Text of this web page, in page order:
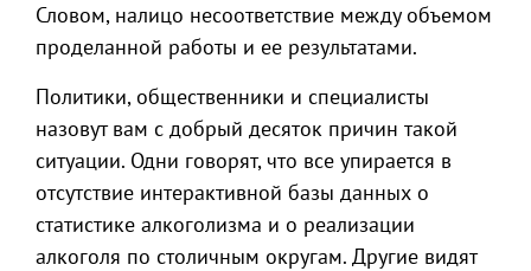
Словом, налицо несоответствие между объемом
проделанной работы и ее результатами.
Политики, общественники и специалисты
назовут вам с добрый десяток причин такой
ситуации. Одни говорят, что все упирается в
отсутствие интерактивной базы данных о
статистике алкоголизма и о реализации
алкоголя по столичным округам. Другие видят